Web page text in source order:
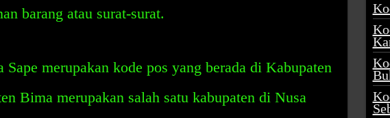
barang atau surat-surat.
merupakan kode pos yang berada di Kabupaten
Bima merupakan salah satu kabupaten di Nusa